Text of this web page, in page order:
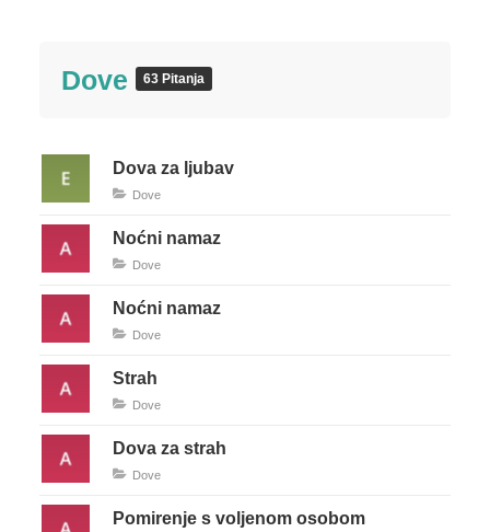
Dove 63 Pitanja
Dova za ljubav
Dove
Noćni namaz
Dove
Noćni namaz
Dove
Strah
Dove
Dova za strah
Dove
Pomirenje s voljenom osobom